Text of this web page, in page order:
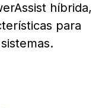
híbrida,
para